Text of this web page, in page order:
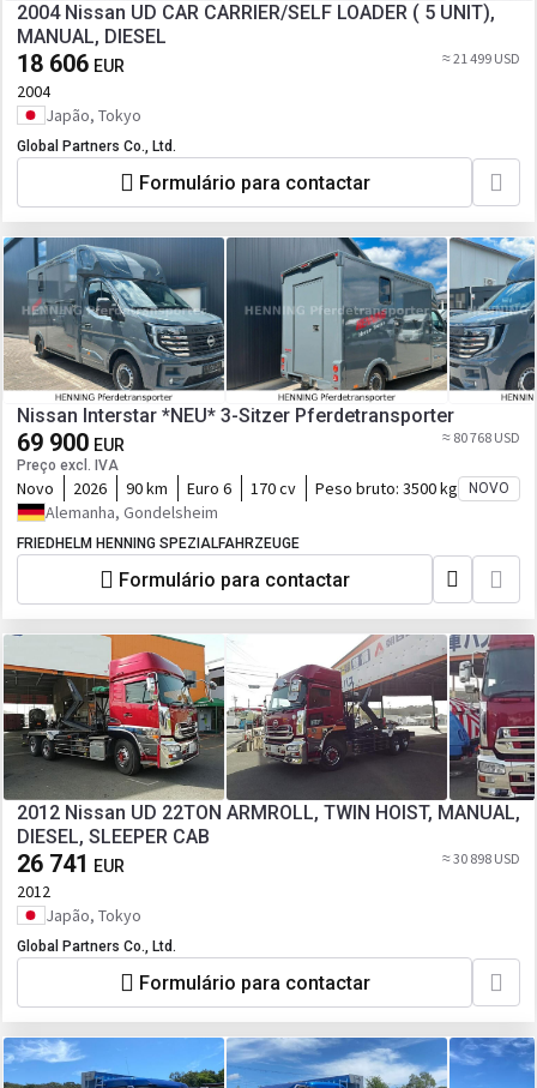
2004 Nissan UD CAR CARRIER/SELF LOADER ( 5 UNIT),
MANUAL, DIESEL
18 606 EUR ≈ 21 499 USD
2004
Japão, Tokyo
Global Partners Co., Ltd.
Formulário para contactar
Nissan Interstar *NEU* 3-Sitzer Pferdetransporter
69 900 EUR
Preço excl. IVA
≈ 80 768 USD
Novo 2026 90 km Euro 6 170 cv Peso bruto: 3500 kg NOVO
Alemanha, Gondelsheim
FRIEDHELM HENNING SPEZIALFAHRZEUGE
Formulário para contactar
2012 Nissan UD 22TON ARMROLL, TWIN HOIST, MANUAL,
DIESEL, SLEEPER CAB
26 741 EUR ≈ 30 898 USD
2012
Japão, Tokyo
Global Partners Co., Ltd.
Formulário para contactar